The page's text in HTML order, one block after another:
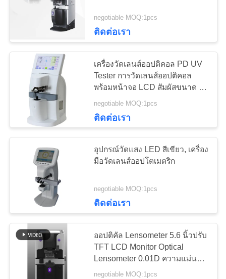
เสนอ
ราคา
แผนผัง
เว็บไซต์
PRIVACY
POLICY
ทัศนมาตรโพธิ
เครื่องฉายแผนภูมิ
อัตโนมัติ
กรอบทดลองสากล
negotiable MOQ:1pcs
ติดต่อเรา
เครื่องวัดเลนส์ออปติคอล PD UV
Tester การวัดเลนส์ออปติคอล
พร้อมหน้าจอ LCD สัมผัสขนาด 7
นิ้ว GD6038 / GD6038A
negotiable MOQ:1pcs
ติดต่อเรา
อุปกรณ์วัดแสง LED สีเขียว, เครื่อง
มือวัดเลนส์ออปโตเมตริก
negotiable MOQ:1pcs
ติดต่อเรา
ออปติคัล Lensometer 5.6 นิ้วปรับ
TFT LCD Monitor Optical
Lensometer 0.01D ความแม่นยำ
พร้อม Alumiunm Case
negotiable MOQ:1pcs